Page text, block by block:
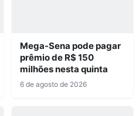
Mega-Sena pode pagar
prêmio de R$ 150
milhões nesta quinta
6 de agosto de 2026